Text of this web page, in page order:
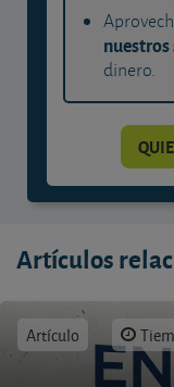
dinero.
Artículos
Artículo